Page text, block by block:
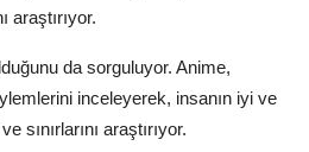
araştırıyor.
da sorguluyor. Anime,
inceleyerek, insanın iyi ve
sınırlarını araştırıyor.